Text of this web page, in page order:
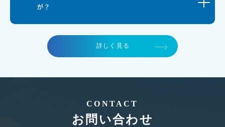
が？
詳しく見る
CONTACT
お問い合わせ